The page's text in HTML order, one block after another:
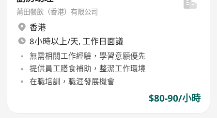
莆田餐飲（香港）有限公司
香港
8小時以上/天, 工作日面議
無需相關工作經驗，學習意願優先
提供員工膳食補助，整潔工作環境
在職培訓，職涯發展機會
$80-90/小時